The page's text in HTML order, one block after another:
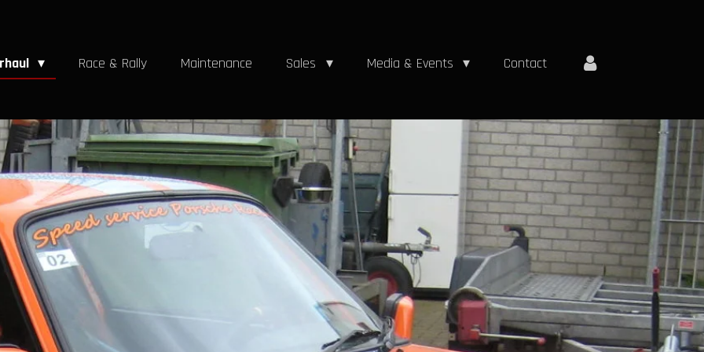
Race & Rally Maintenance Sales Media & Events Contact